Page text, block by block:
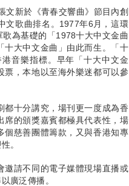
文新於《青春交響曲》節目內創
文歌曲排名。1977年6月，這環
為基礎的「1978十大中文金曲
十大中文金曲」由此而生。「十
音樂指標。早年「十大中文金
票，本地以至海外樂迷都可以參
都十分講究，場刊更一度成為香
席的頒獎嘉賓都極具代表性，場
個慈善團體籌款，又與香港知專
。
邀請不同的電子媒體現場直播或
廣泛傳播。